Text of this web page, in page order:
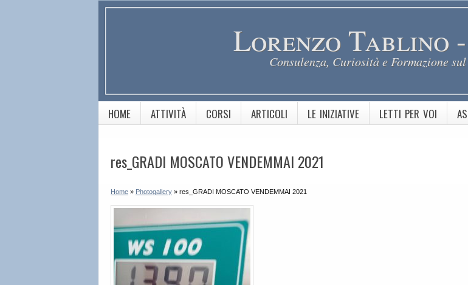
Lorenzo Tablino
Consulenza, Curiosità e Formazione
HOME ATTIVITÀ CORSI ARTICOLI LE INIZIATIVE LETTI PER VOI
res_GRADI MOSCATO VENDEMMAI 2021
Home » Photogallery » res_GRADI MOSCATO VENDEMMAI 2021